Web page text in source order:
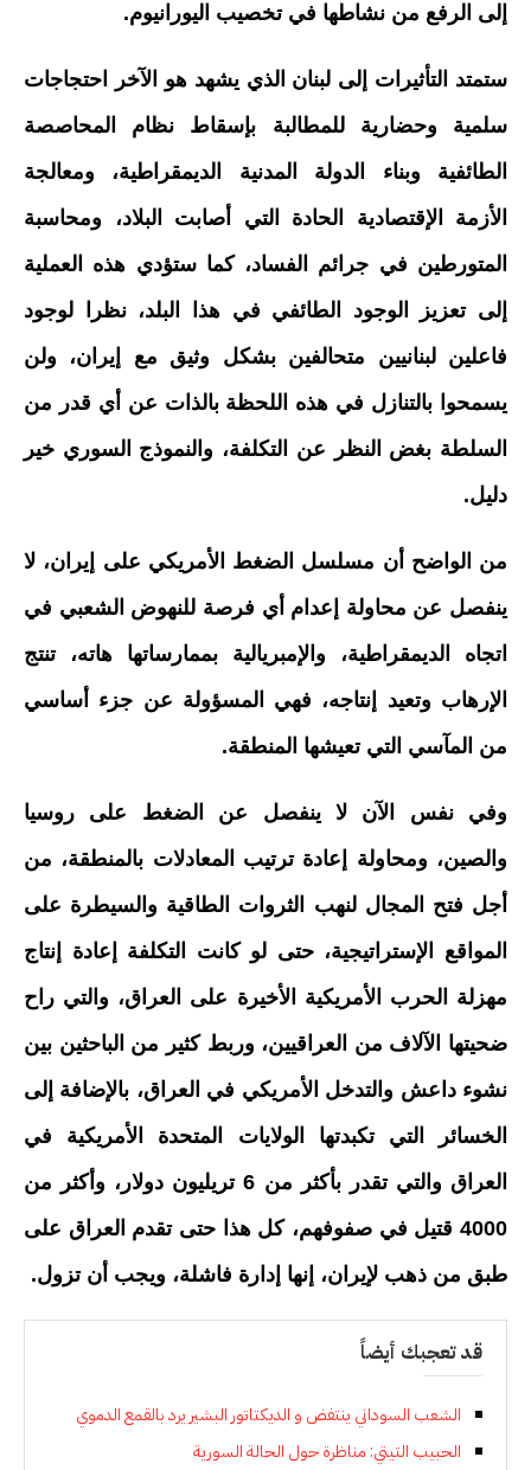
إلى الرفع من نشاطها في تخصيب اليورانيوم.
ستمتد التأثيرات إلى لبنان الذي يشهد هو الآخر احتجاجات
سلمية وحضارية للمطالبة بإسقاط نظام المحاصصة
الطائفية وبناء الدولة المدنية الديمقراطية، ومعالجة
الأزمة الإقتصادية الحادة التي أصابت البلاد، ومحاسبة
المتورطين في جرائم الفساد، كما ستؤدي هذه العملية
إلى تعزيز الوجود الطائفي في هذا البلد، نظرا لوجود
فاعلين لبنانيين متحالفين بشكل وثيق مع إيران، ولن
يسمحوا بالتنازل في هذه اللحظة بالذات عن أي قدر من
السلطة بغض النظر عن التكلفة، والنموذج السوري خير
دليل.
من الواضح أن مسلسل الضغط الأمريكي على إيران، لا
ينفصل عن محاولة إعدام أي فرصة للنهوض الشعبي في
اتجاه الديمقراطية، والإمبريالية بممارساتها هاته، تنتج
الإرهاب وتعيد إنتاجه، فهي المسؤولة عن جزء أساسي
من المآسي التي تعيشها المنطقة.
وفي نفس الآن لا ينفصل عن الضغط على روسيا
والصين، ومحاولة إعادة ترتيب المعادلات بالمنطقة، من
أجل فتح المجال لنهب الثروات الطاقية والسيطرة على
المواقع الإستراتيجية، حتى لو كانت التكلفة إعادة إنتاج
مهزلة الحرب الأمريكية الأخيرة على العراق، والتي راح
ضحيتها الآلاف من العراقيين، وربط كثير من الباحثين بين
نشوء داعش والتدخل الأمريكي في العراق، بالإضافة إلى
الخسائر التي تكبدتها الولايات المتحدة الأمريكية في
العراق والتي تقدر بأكثر من 6 تريليون دولار، وأكثر من
4000 قتيل في صفوفهم، كل هذا حتى تقدم العراق على
طبق من ذهب لإيران، إنها إدارة فاشلة، ويجب أن تزول.
قد تعجبك أيضاً
الشعب السوداني ينتفض و الديكتاتور البشير يرد بالقمع الدموي
الحبيب التيتي: مناظرة حول الحالة السورية